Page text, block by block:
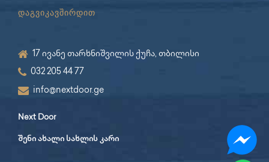
დაგვიკავშირდით
17 ივანე თარხნიშვილის ქუჩა, თბილისი
032 205 44 77
info@nextdoor.ge
Next Door
შენი ახალი სახლის კარი